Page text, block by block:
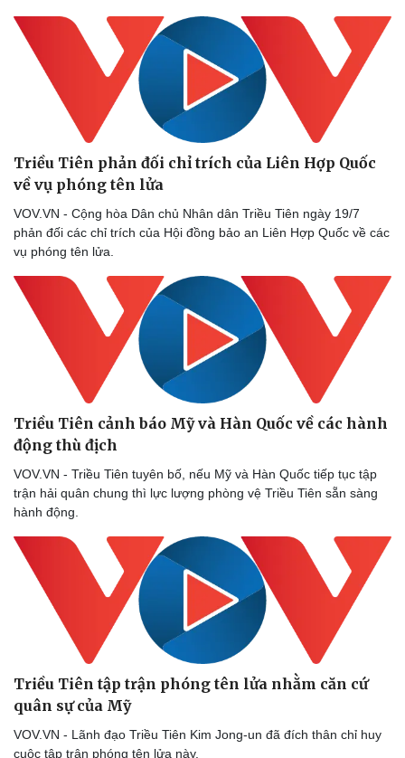
Triều Tiên phản đối chỉ trích của Liên Hợp Quốc
về vụ phóng tên lửa
VOV.VN - Cộng hòa Dân chủ Nhân dân Triều Tiên ngày 19/7
phản đối các chỉ trích của Hội đồng bảo an Liên Hợp Quốc về các
vụ phóng tên lửa.
Triều Tiên cảnh báo Mỹ và Hàn Quốc về các hành
động thù địch
VOV.VN - Triều Tiên tuyên bố, nếu Mỹ và Hàn Quốc tiếp tục tập
trận hải quân chung thì lực lượng phòng vệ Triều Tiên sẵn sàng
hành động.
Triều Tiên tập trận phóng tên lửa nhằm căn cứ
quân sự của Mỹ
VOV.VN - Lãnh đạo Triều Tiên Kim Jong-un đã đích thân chỉ huy
cuộc tập trận phóng tên lửa này.